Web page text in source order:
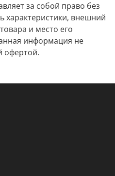
за собой право без
характеристики, внешний
и место его
информация не
офертой.